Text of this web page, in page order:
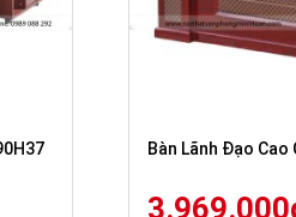
Bàn Lãnh Đạo Cao
3.969.000